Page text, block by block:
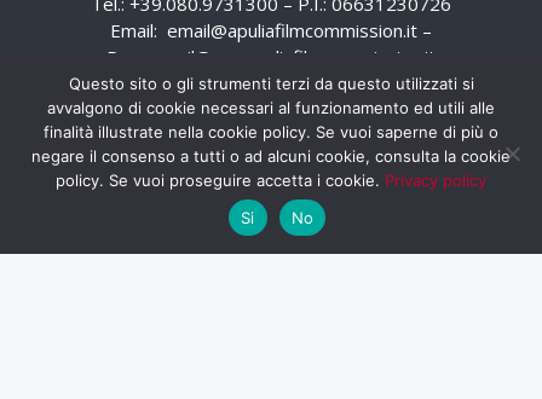
Email: email@apuliafilmcommission.it –
Pec:
email@pec.apuliafilmcommission.it
Questo sito o gli strumenti terzi da questo utilizzati si
avvalgono di cookie necessari al funzionamento ed utili alle
finalità illustrate nella cookie policy. Se vuoi saperne di più o
negare il consenso a tutti o ad alcuni cookie, consulta la cookie
policy. Se vuoi proseguire accetta i cookie. Privacy policy
Si
No